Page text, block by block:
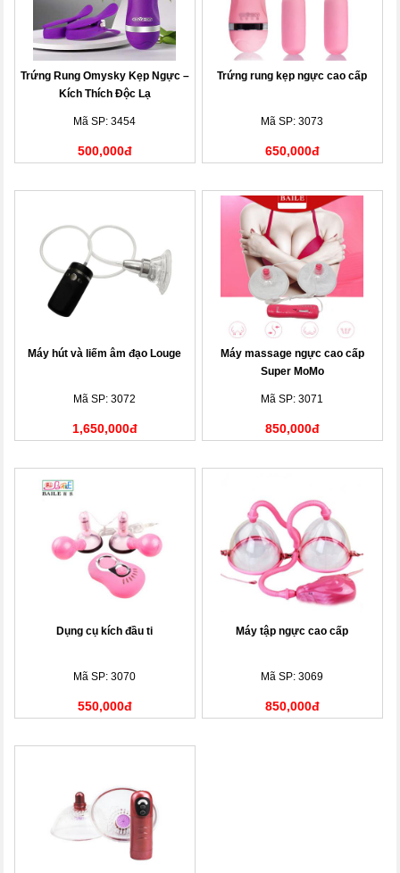
Trứng Rung Omysky Kẹp Ngực –
Kích Thích Độc Lạ
Mã SP: 3454
500,000đ
Trứng rung kẹp ngực cao cấp
Mã SP: 3073
650,000đ
Máy hút và liếm âm đạo Louge
Mã SP: 3072
1,650,000đ
Máy massage ngực cao cấp
Super MoMo
Mã SP: 3071
850,000đ
Dụng cụ kích đầu ti
Mã SP: 3070
550,000đ
Máy tập ngực cao cấp
Mã SP: 3069
850,000đ